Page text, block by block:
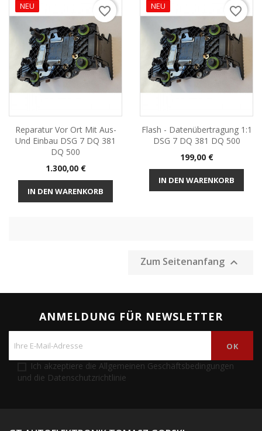
NEU
Reparatur Vor Ort Mit Aus-
Und Einbau DSG 7 DQ 381
DQ 500
Preis
1.300,00 €
IN DEN WARENKORB
favorite_border NEU
Flash - Datenübertragung 1:1
DSG 7 DQ 381 DQ 500
Preis
199,00 €
IN DEN WARENKORB
favorite_border
Zum Seitenanfang 
ANMELDUNG FÜR NEWSLETTER
Ich akzeptiere die Allgemeinen Geschäftsbedingungen
und die Datenschutzrichtlinie